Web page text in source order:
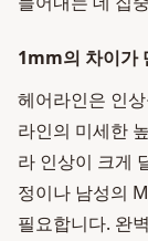
1mm의 차이가
헤어라인은 인
라인의 미세한
라 인상이 크게
정이나 남성의
필요합니다. 완